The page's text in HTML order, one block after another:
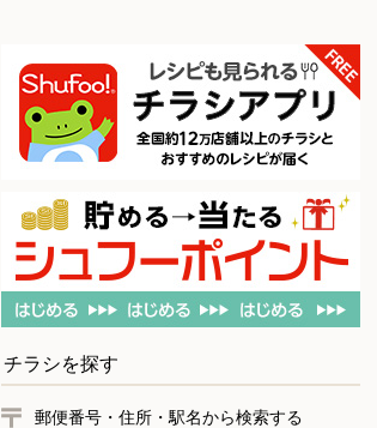
チラシを探す
郵便番号・住所・駅名から検索する